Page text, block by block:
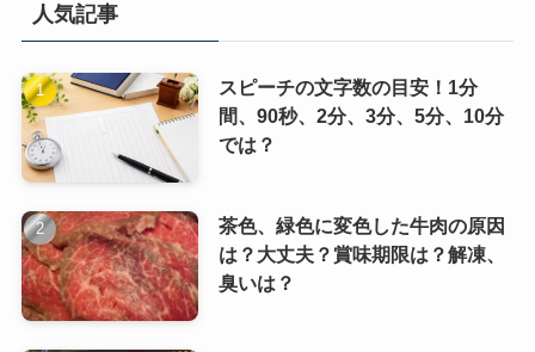
人気記事
スピーチの文字数の目安！1分
間、90秒、2分、3分、5分、10分
では？
茶色、緑色に変色した牛肉の原因
は？大丈夫？賞味期限は？解凍、
臭いは？